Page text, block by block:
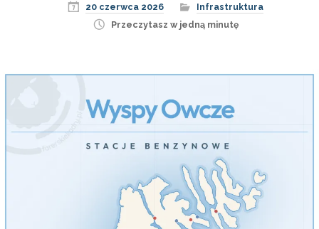
20 czerwca 2026
Infrastruktura
Przeczytasz w jedną minutę